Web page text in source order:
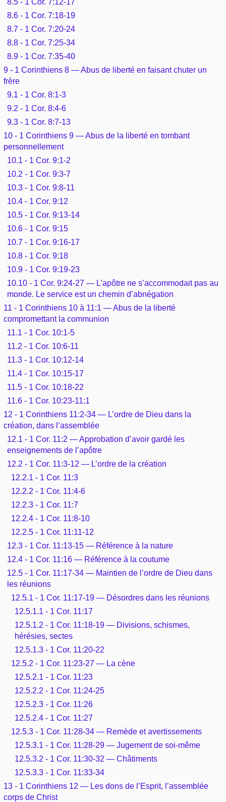
8.6 - 1 Cor. 7:18-19
8.7 - 1 Cor. 7:20-24
8.8 - 1 Cor. 7:25-34
8.9 - 1 Cor. 7:35-40
9 - 1 Corinthiens 8 — Abus de liberté en faisant chuter un
frère
9.1 - 1 Cor. 8:1-3
9.2 - 1 Cor. 8:4-6
9.3 - 1 Cor. 8:7-13
10 - 1 Corinthiens 9 — Abus de la liberté en tombant
personnellement
10.1 - 1 Cor. 9:1-2
10.2 - 1 Cor. 9:3-7
10.3 - 1 Cor. 9:8-11
10.4 - 1 Cor. 9:12
10.5 - 1 Cor. 9:13-14
10.6 - 1 Cor. 9:15
10.7 - 1 Cor. 9:16-17
10.8 - 1 Cor. 9:18
10.9 - 1 Cor. 9:19-23
10.10 - 1 Cor. 9:24-27 — L’apôtre ne s’accommodait pas au
monde. Le service est un chemin d’abnégation
11 - 1 Corinthiens 10 à 11:1 — Abus de la liberté
compromettant la communion
11.1 - 1 Cor. 10:1-5
11.2 - 1 Cor. 10:6-11
11.3 - 1 Cor. 10:12-14
11.4 - 1 Cor. 10:15-17
11.5 - 1 Cor. 10:18-22
11.6 - 1 Cor. 10:23-11:1
12 - 1 Corinthiens 11:2-34 — L’ordre de Dieu dans la
création, dans l’assemblée
12.1 - 1 Cor. 11:2 — Approbation d’avoir gardé les
enseignements de l’apôtre
12.2 - 1 Cor. 11:3-12 — L’ordre de la création
12.2.1 - 1 Cor. 11:3
12.2.2 - 1 Cor. 11:4-6
12.2.3 - 1 Cor. 11:7
12.2.4 - 1 Cor. 11:8-10
12.2.5 - 1 Cor. 11:11-12
12.3 - 1 Cor. 11:13-15 — Référence à la nature
12.4 - 1 Cor. 11:16 — Référence à la coutume
12.5 - 1 Cor. 11:17-34 — Maintien de l’ordre de Dieu dans
les réunions
12.5.1 - 1 Cor. 11:17-19 — Désordres dans les réunions
12.5.1.1 - 1 Cor. 11:17
12.5.1.2 - 1 Cor. 11:18-19 — Divisions, schismes,
hérésies, sectes
12.5.1.3 - 1 Cor. 11:20-22
12.5.2 - 1 Cor. 11:23-27 — La cène
12.5.2.1 - 1 Cor. 11:23
12.5.2.2 - 1 Cor. 11:24-25
12.5.2.3 - 1 Cor. 11:26
12.5.2.4 - 1 Cor. 11:27
12.5.3 - 1 Cor. 11:28-34 — Remède et avertissements
12.5.3.1 - 1 Cor. 11:28-29 — Jugement de soi-même
12.5.3.2 - 1 Cor. 11:30-32 — Châtiments
12.5.3.3 - 1 Cor. 11:33-34
13 - 1 Corinthiens 12 — Les dons de l’Esprit, l’assemblée
corps de Christ